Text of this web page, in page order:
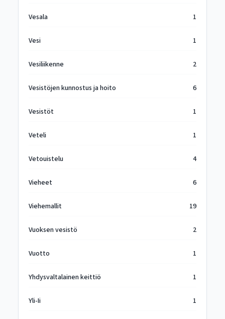
Vesala 1
Vesi 1
Vesiliikenne 2
Vesistöjen kunnostus ja hoito 6
Vesistöt 1
Veteli 1
Vetouistelu 4
Vieheet 6
Viehemallit 19
Vuoksen vesistö 2
Vuotto 1
Yhdysvaltalainen keittiö 1
Yli-Ii 1